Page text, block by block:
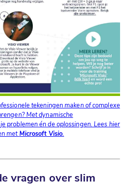
tekeningen maken of complexe
Met dynamische
problemen én de oplossingen. Lees hier
met Microsoft Visio.
vragen over slim